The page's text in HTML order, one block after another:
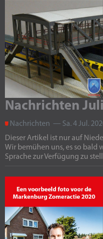
Nachrichten
Nachrichten — Sa. 4 Jul.
Dieser Artikel ist nur auf
Wir bemühen uns, es so bald
Sprache zur Verfügung zu